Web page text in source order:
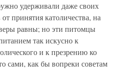
удерживали даже своих
принятия католичества, на
равны; но эти питомцы
так искусно к
и к презрению ко
сами, как бы вопреки советам